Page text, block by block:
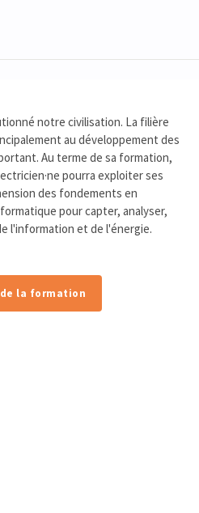
notre civilisation. La filière
au développement des
Au terme de sa formation,
pourra exploiter ses
des fondements en
pour capter, analyser,
l'information et de l'énergie.
la formation